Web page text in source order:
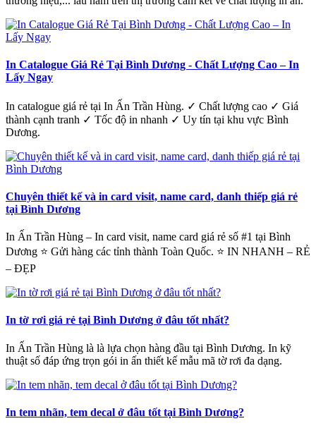
In Catalogue Giá Rẻ Tại Bình Dương - Chất Lượng Cao – In
Lấy Ngay
In catalogue giá rẻ tại In Ấn Trần Hùng. ✓ Chất lượng cao ✓ Giá
thành cạnh tranh ✓ Tốc độ in nhanh ✓ Uy tín tại khu vực Bình
Dương.
Chuyên thiết kế và in card visit, name card, danh thiếp giá rẻ
tại Bình Dương
In Ấn Trần Hùng – In card visit, name card giá rẻ số #1 tại Bình
Dương ⭐ Gửi hàng các tỉnh thành Toàn Quốc. ⭐ IN NHANH – RẺ
– ĐẸP
In tờ rơi giá rẻ tại Bình Dương ở đâu tốt nhất?
In Ấn Trần Hùng là là lựa chọn hàng đầu tại Bình Dương. In kỹ
thuật số đáp ứng trọn gói in ấn thiết kế mẫu mã tờ rơi đa dạng.
In tem nhãn, tem decal ở đâu tốt tại Bình Dương?